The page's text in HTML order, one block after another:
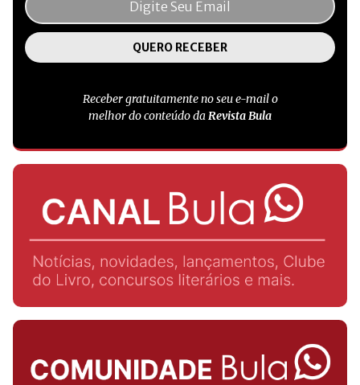
Receber gratuitamente no seu e-mail o
melhor do conteúdo daRevista Bula